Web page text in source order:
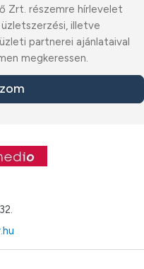
Zrt. részemre hírlevelet
illetve
partnerei ajánlataival
megkeressen.